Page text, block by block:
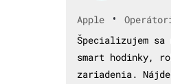
Apple •
Špecializujem sa
smart hodinky,
zariadenia.